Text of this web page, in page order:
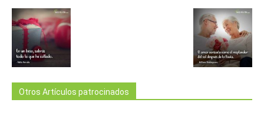
Otros Artículos patrocinados